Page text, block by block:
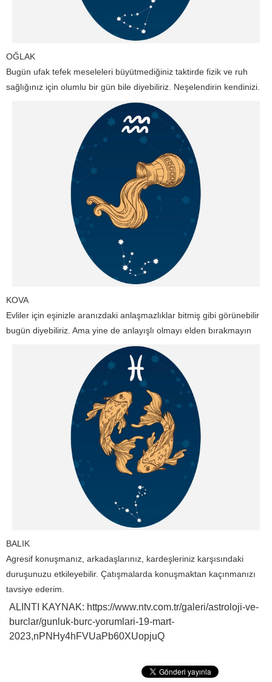
OĞLAK
Bugün ufak tefek meseleleri büyütmediğiniz taktirde fizik ve ruh
sağlığınız için olumlu bir gün bile diyebiliriz. Neşelendirin kendinizi.
KOVA
Evliler için eşinizle aranızdaki anlaşmazlıklar bitmiş gibi görünebilir
bugün diyebiliriz. Ama yine de anlayışlı olmayı elden bırakmayın
BALIK
Agresif konuşmanız, arkadaşlarınız, kardeşleriniz karşısındaki
duruşunuzu etkileyebilir. Çatışmalarda konuşmaktan kaçınmanızı
tavsiye ederim.
ALINTI KAYNAK: https://www.ntv.com.tr/galeri/astroloji-ve-
burclar/gunluk-burc-yorumlari-19-mart-
2023,nPNHy4hFVUaPb60XUopjuQ